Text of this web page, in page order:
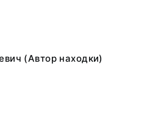
(Автор находки)